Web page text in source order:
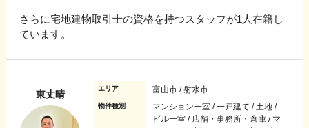
さらに宅地建物取引士の資格を持つスタッフが1人在籍し
ています。
東丈晴
エリア 富山市 / 射水市
物件種別
マンション一室 / 一戸建て / 土地 /
ビル一室 / 店舗・事務所・倉庫 / マ